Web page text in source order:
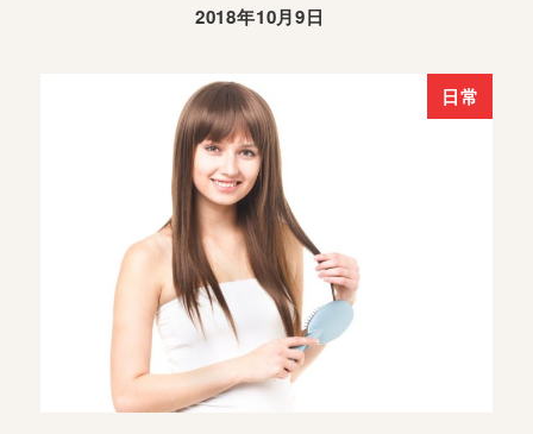
2018年10月9日
日常